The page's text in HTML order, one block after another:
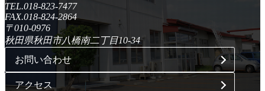
TEL.018-823-7477
FAX.018-824-2864
〒010-0976
秋田県秋田市八橋南二丁目10-34
お問い合わせ
アクセス